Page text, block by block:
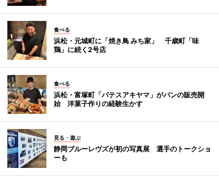
食べる
浜松・元城町に「焼き鳥 みち家」 千歳町「味
鶏」に続く2号店
食べる
浜松・富塚町「パテスアキヤマ」がパンの販売開
始 洋菓子作りの経験生かす
見る・遊ぶ
静岡ブルーレヴズが初の写真展 選手のトークショ
ーも